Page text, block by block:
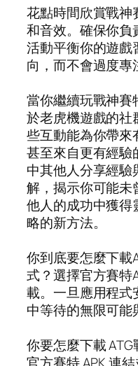
花點時間欣賞戰神
和音效。確保你
活動平衡你的遊
向，而不會過度專
當你繼續玩戰神賽
於老虎機遊戲的社
些互動能為你帶來
甚至來自更有經驗
中其他人分享經
解，揭示你可能未
他人的成功中獲
略的新方法。
你到底要怎麼下載
式？選擇官方賽特
載。一旦應用程
中等待的無限可能
你要怎麼下載